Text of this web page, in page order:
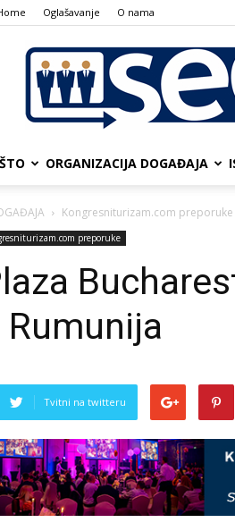
Oglašavanje О nama
ORGANIZACIJA DOGAĐAJA
Kongresniturizam.com preporuke
preporuke
Tvitni na twitteru